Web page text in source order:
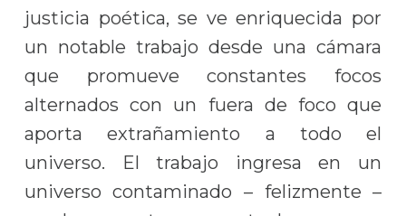
justicia poética, se ve enriquecida por
un notable trabajo desde una cámara
que promueve constantes focos
alternados con un fuera de foco que
aporta extrañamiento a todo el
universo. El trabajo ingresa en un
universo contaminado – felizmente –